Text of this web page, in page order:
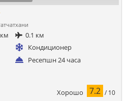
0.1 км
Кондиционер
Ресепшн 24 часа
Хорошо 7.2 / 10